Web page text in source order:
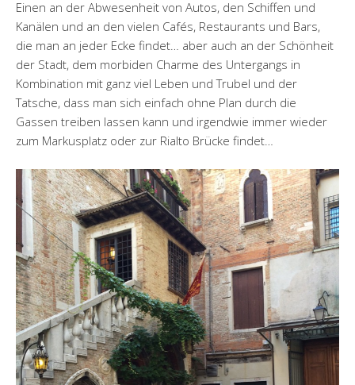
Einen an der Abwesenheit von Autos, den Schiffen und
Kanälen und an den vielen Cafés, Restaurants und Bars,
die man an jeder Ecke findet… aber auch an der Schönheit
der Stadt, dem morbiden Charme des Untergangs in
Kombination mit ganz viel Leben und Trubel und der
Tatsche, dass man sich einfach ohne Plan durch die
Gassen treiben lassen kann und irgendwie immer wieder
zum Markusplatz oder zur Rialto Brücke findet…